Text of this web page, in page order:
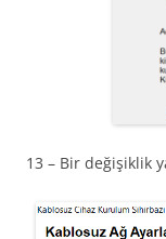
13 – Bir değişiklik